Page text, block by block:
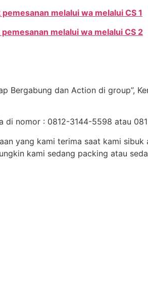
melalui wa melalui CS 1
melalui wa melalui CS 2
Bergabung dan Action di group”,
di nomor : 0812-3144-5598 atau
yang kami terima saat kami
kami sedang packing atau